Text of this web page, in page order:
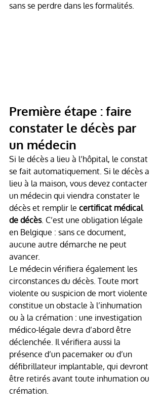
sans se perdre dans les formalités.
Première étape : faire
constater le décès par
un médecin
Si le décès a lieu à l’hôpital, le constat
se fait automatiquement. Si le décès a
lieu à la maison, vous devez contacter
un médecin qui viendra constater le
décès et remplir le certificat médical
de décès. C’est une obligation légale
en Belgique : sans ce document,
aucune autre démarche ne peut
avancer.
Le médecin vérifiera également les
circonstances du décès. Toute mort
violente ou suspicion de mort violente
constitue un obstacle à l’inhumation
ou à la crémation : une investigation
médico-légale devra d’abord être
déclenchée. Il vérifiera aussi la
présence d’un pacemaker ou d’un
défibrillateur implantable, qui devront
être retirés avant toute inhumation ou
crémation.